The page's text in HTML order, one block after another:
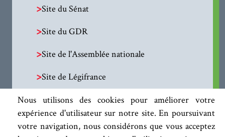
Nous utilisons des cookies pour améliorer votre
expérience d'utilisateur sur notre site. En poursuivant
votre navigation, nous considérons que vous acceptez
>Site du Sénat
>Site du GDR
>Site de l'Assemblée nationale
>Site de Légifrance